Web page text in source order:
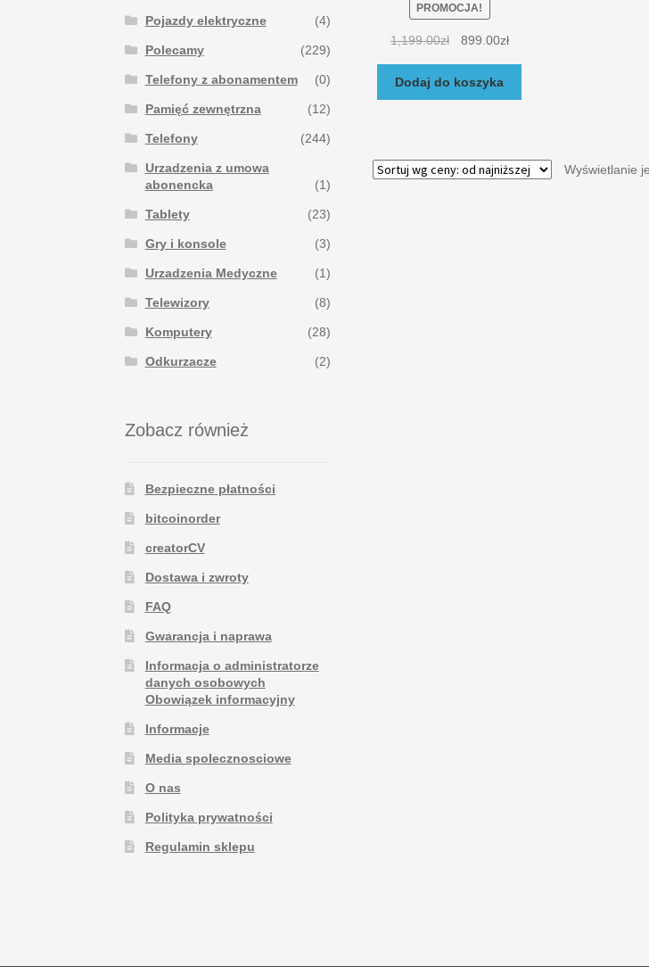
PROMOCJA!
1,199.00zł 899.00zł
Dodaj do koszyka
Wyświetlanie
Pojazdy elektryczne (4)
Polecamy (229)
Telefony z abonamentem (0)
Pamięć zewnętrzna (12)
Telefony (244)
Urzadzenia z umowa
abonencka
(1)
Tablety (23)
Gry i konsole (3)
Urzadzenia Medyczne (1)
Telewizory (8)
Komputery (28)
Odkurzacze (2)
Zobacz również
Bezpieczne płatności
bitcoinorder
creatorCV
Dostawa i zwroty
FAQ
Gwarancja i naprawa
Informacja o administratorze
danych osobowych
Obowiązek informacyjny
Informacje
Media spolecznosciowe
O nas
Polityka prywatności
Regulamin sklepu